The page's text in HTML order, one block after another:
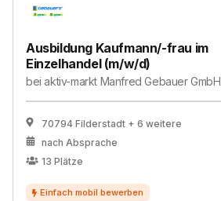
Ausbildung Kaufmann/-frau im
Einzelhandel (m/w/d)
beiaktiv-markt Manfred Gebauer GmbH
70794 Filderstadt + 6 weitere
nach Absprache
13 Plätze